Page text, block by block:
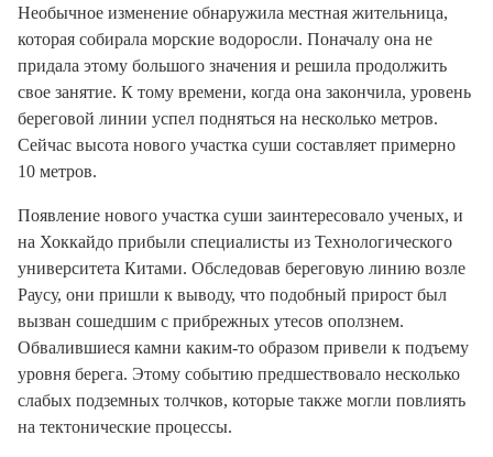
Необычное изменение обнаружила местная жительница,
которая собирала морские водоросли. Поначалу она не
придала этому большого значения и решила продолжить
свое занятие. К тому времени, когда она закончила, уровень
береговой линии успел подняться на несколько метров.
Сейчас высота нового участка суши составляет примерно
10 метров.
Появление нового участка суши заинтересовало ученых, и
на Хоккайдо прибыли специалисты из Технологического
университета Китами. Обследовав береговую линию возле
Раусу, они пришли к выводу, что подобный прирост был
вызван сошедшим с прибрежных утесов оползнем.
Обвалившиеся камни каким-то образом привели к подъему
уровня берега. Этому событию предшествовало несколько
слабых подземных толчков, которые также могли повлиять
на тектонические процессы.